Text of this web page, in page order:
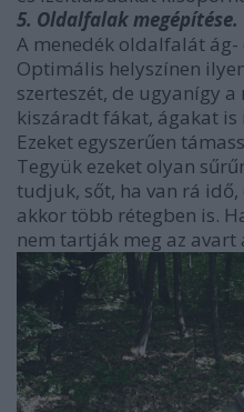
5. Oldalfalak megépítése.
A menedék oldalfalát
Optimális helyszínen
szerteszét, de ugyanígy
kiszáradt fákat, ágakat
Ezeket egyszerűen
Tegyük ezeket olyan
tudjuk, sőt, ha van rá
akkor több rétegben is.
nem tartják meg az avart